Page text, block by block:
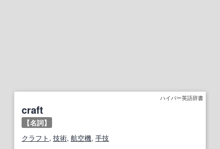
ハイパー英語辞書
craft
【名詞】
クラフト , 技術, 航空機, 手技